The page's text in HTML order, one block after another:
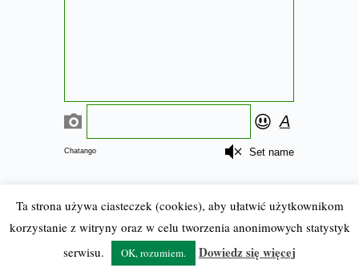
© 2012-23 BostonCeltics.pl| Wszelkie prawa zastrzeżone |
Kopiowanie wyłącznie za zgodą redakcji
Ta strona używa ciasteczek (cookies), aby ułatwić użytkownikom
korzystanie z witryny oraz w celu tworzenia anonimowych statystyk
serwisu.
OK, rozumiem. Dowiedz się więcej